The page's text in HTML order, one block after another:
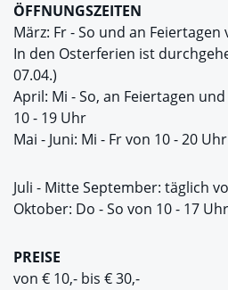
ÖFFNUNGSZEITEN
März: Fr - So und an Feiertagen
In den Osterferien ist
07.04.)
April: Mi - So, an Feiertagen
10 - 19 Uhr
Mai - Juni: Mi - Fr von 10 - 20
Juli - Mitte September: täglich
Oktober: Do - So von 10 - 17 Uhr
PREISE
von € 10,- bis € 30,-